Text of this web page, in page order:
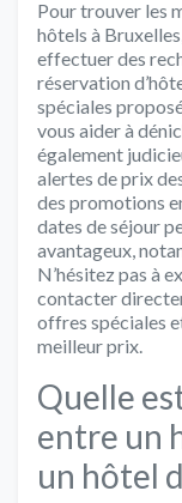
Pour trouver les
hôtels à
effectuer des
réservation
spéciales
vous aider à
également
alertes de prix
des promotions
dates de séjour
avantageux,
N’hésitez pas à
contacter
offres spéciales
meilleur prix.
Quelle
entre un
un hôtel